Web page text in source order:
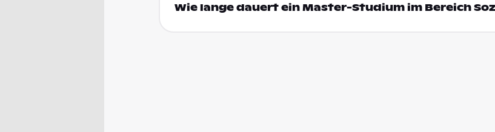
Wie lange dauert ein Master-Studium im Bereich